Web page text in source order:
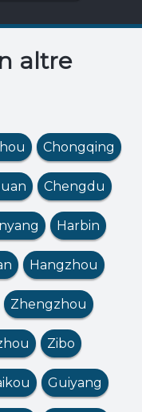
altre
Chongqing
Chengdu
Harbin
Hangzhou
Zhengzhou
Zibo
Guiyang